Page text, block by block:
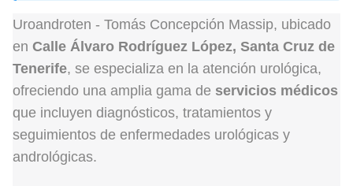
Uroandroten - Tomás Concepción Massip, ubicado
en Calle Álvaro Rodríguez López, Santa Cruz de
Tenerife, se especializa en la atención urológica,
ofreciendo una amplia gama de servicios médicos
que incluyen diagnósticos, tratamientos y
seguimientos de enfermedades urológicas y
andrológicas.